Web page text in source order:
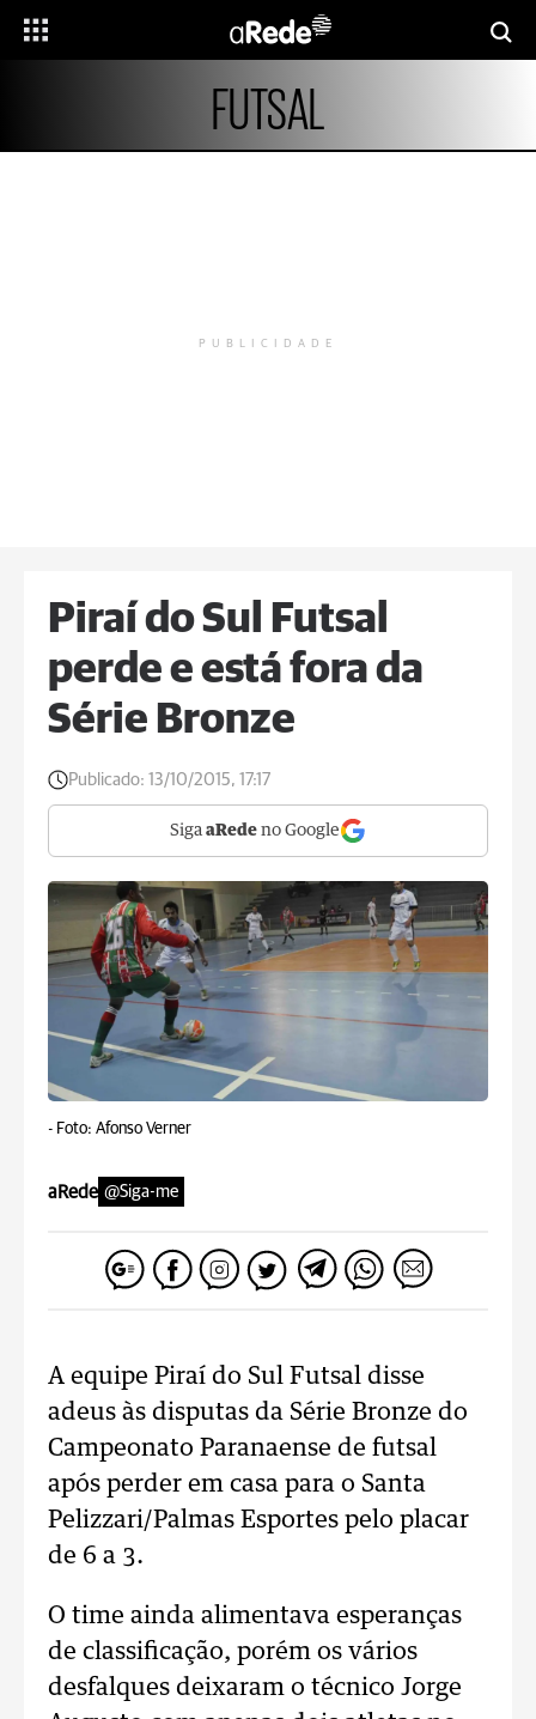
FUTSAL
PUBLICIDADE
Piraí do Sul Futsal
perde e está fora da
Série Bronze
Publicado: 13/10/2015, 17:17
Siga aRede no Google
- Foto: Afonso Verner
aRede @Siga-me
A equipe Piraí do Sul Futsal disse
adeus às disputas da Série Bronze do
Campeonato Paranaense de futsal
após perder em casa para o Santa
Pelizzari/Palmas Esportes pelo placar
de 6 a 3.
O time ainda alimentava esperanças
de classificação, porém os vários
desfalques deixaram o técnico Jorge